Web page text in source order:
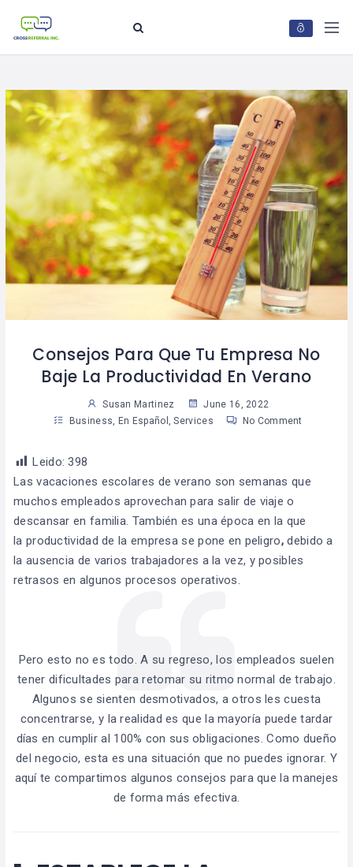
Consejos Para Que Tu Empresa No
Baje La Productividad En Verano
Susan Martinez
June 16, 2022
Business
En Español ,Services No Comment
Leido: 398
Las vacaciones escolares de verano son semanas que
muchos empleados aprovechan para salir de viaje o
descansar en familia. También es una época en la que
la productividad de la empresa se pone en peligro, debido a
la ausencia de varios trabajadores a la vez, y posibles
retrasos en algunos procesos operativos.
Pero esto no es todo. A su regreso, los empleados suelen
tener dificultades para retomar su ritmo normal de trabajo.
Algunos se sienten desmotivados, a otros les cuesta
concentrarse, y la realidad es que la mayoría puede tardar
días en cumplir al 100% con sus obligaciones. Como dueño
del negocio, esta es una situación que no puedes ignorar. Y
aquí te compartimos algunos consejos para que la manejes
de forma más efectiva.